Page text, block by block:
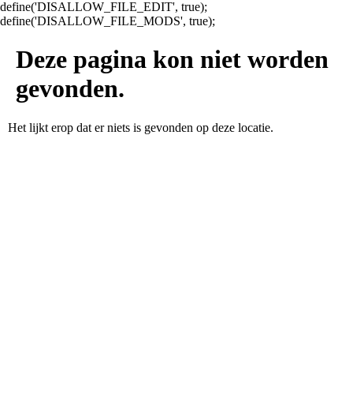
define('DISALLOW_FILE_EDIT', true);
define('DISALLOW_FILE_MODS', true);
Deze pagina kon niet worden
gevonden.
Het lijkt erop dat er niets is gevonden op deze locatie.